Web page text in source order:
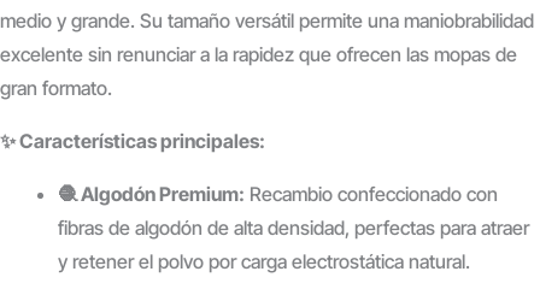
medio y grande. Su tamaño versátil permite una maniobrabilidad
excelente sin renunciar a la rapidez que ofrecen las mopas de
gran formato.
✨ Características principales:
🧶 Algodón Premium: Recambio confeccionado con
fibras de algodón de alta densidad, perfectas para atraer
y retener el polvo por carga electrostática natural.